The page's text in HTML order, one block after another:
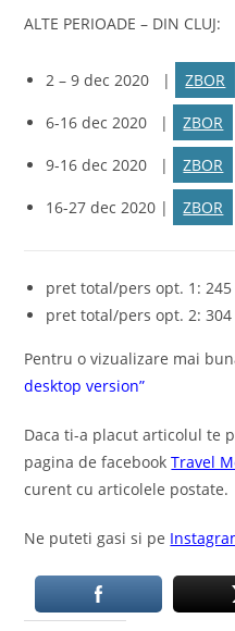
ALTE PERIOADE – DIN CLUJ:
2 – 9 dec 2020 | ZBOR
6-16 dec 2020 | ZBOR
9-16 dec 2020 | ZBOR
16-27 dec 2020 | ZBOR
pret total/pers opt. 1:
pret total/pers opt. 2:
Pentru o vizualizare mai
desktop version”
Daca ti-a placut articolul te
pagina de facebookTravel
curent cu articolele postate.
Ne puteti gasi si pe